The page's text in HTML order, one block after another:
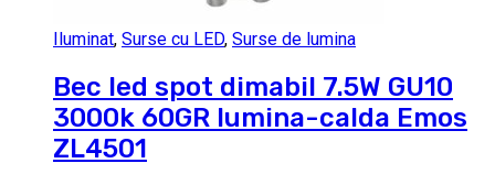
Iluminat, Surse cu LED, Surse de lumina
Bec led spot dimabil 7.5W GU10
3000k 60GR lumina-calda Emos
ZL4501